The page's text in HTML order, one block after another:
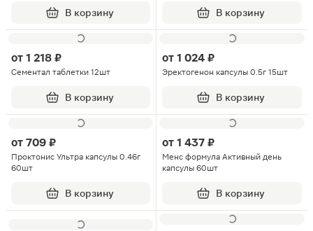
В корзину В корзину
от 1 218 ₽
Сементал таблетки 12шт
В корзину
от 1 024 ₽
Эректогенон капсулы 0.5г 15шт
В корзину
от 709 ₽
Проктонис Ультра капсулы 0.46г
60шт
В корзину
от 1 437 ₽
Менс формула Активный день
капсулы 60шт
В корзину